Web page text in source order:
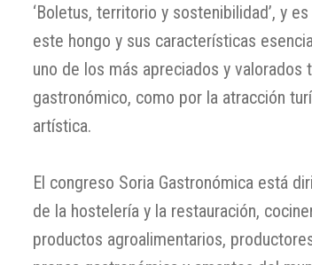
‘Boletus, territorio y sostenibilidad’, y
este hongo y sus características
uno de los más apreciados y valorados
gastronómico, como por la atracción
artística.
El congreso Soria Gastronómica está
de la hostelería y la restauración,
productos agroalimentarios,